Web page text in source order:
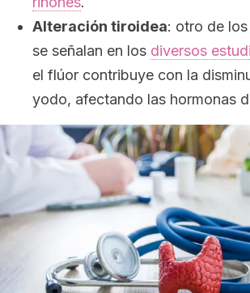
Alteración tiroidea: otro de
se señalan en los diversos
el flúor contribuye con la
yodo, afectando las hormonas